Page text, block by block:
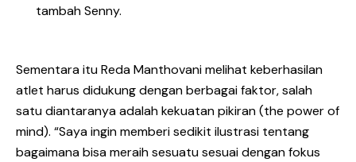
tambah Senny.
Sementara itu Reda Manthovani melihat keberhasilan
atlet harus didukung dengan berbagai faktor, salah
satu diantaranya adalah kekuatan pikiran (the power of
mind). “Saya ingin memberi sedikit ilustrasi tentang
bagaimana bisa meraih sesuatu sesuai dengan fokus